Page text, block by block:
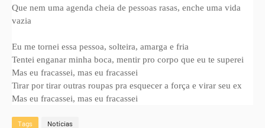
Que nem uma agenda cheia de pessoas rasas, enche uma vida
vazia
Eu me tornei essa pessoa, solteira, amarga e fria
Tentei enganar minha boca, mentir pro corpo que eu te superei
Mas eu fracassei, mas eu fracassei
Tirar por tirar outras roupas pra esquecer a força e virar seu ex
Mas eu fracassei, mas eu fracassei
Tags Notícias